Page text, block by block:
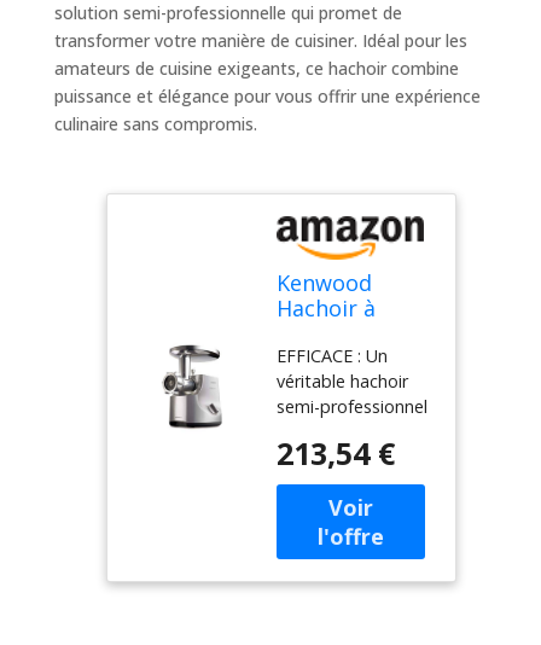
solution semi-professionnelle qui promet de
transformer votre manière de cuisiner. Idéal pour les
amateurs de cuisine exigeants, ce hachoir combine
puissance et élégance pour vous offrir une expérience
culinaire sans compromis.
Kenwood
Hachoir à
Electrique
MG700, Semi-
Pro, Puissance
Brossé
EFFICACE : Un
véritable hachoir
semi-professionnel
en métal dans
votre cuisine avec
une capacité de 3
kg par minute,
puissance 2000 W
POLYVALENT :
213,54 €